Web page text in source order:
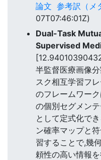
論文 参考訳（メ
07T07:46:01Z)
Dual-Task
Supervised
半監督医療画像
スク相互学習フ
のフレームワー
の個別セグメン
として定式化で
ン確率マップと
習することで,幾
頼性の高い情報を